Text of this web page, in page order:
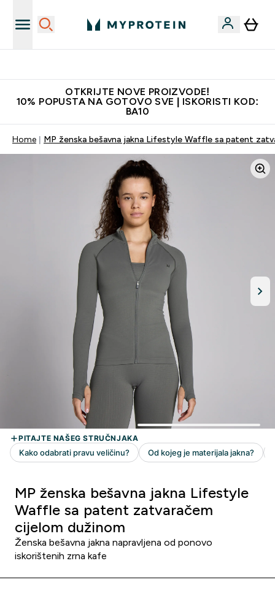
OTKRIJTE NOVE PROIZVODE!
10% POPUSTA NA GOTOVO SVE | ISKORISTI KOD:
BA10
Home MP ženska bešavna jakna Lifestyle Waffle sa patent
MP ženska bešavna jakna Lifestyle
Waffle sa patent zatvaračem
cijelom dužinom
Ženska bešavna jakna napravljena od ponovo
iskorištenih zrna kafe